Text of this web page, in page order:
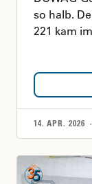
so halb.
221 kam
14. APR. 2026